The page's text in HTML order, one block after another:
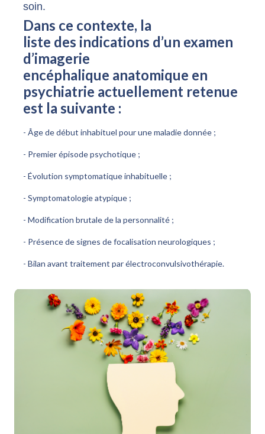
soin.
Dans ce contexte, la
liste des indications d’un examen
d’imagerie
encéphalique anatomique en
psychiatrie actuellement retenue
est la suivante :
- Âge de début inhabituel pour une maladie donnée ;
- Premier épisode psychotique ;
- Évolution symptomatique inhabituelle ;
- Symptomatologie atypique ;
- Modification brutale de la personnalité ;
- Présence de signes de focalisation neurologiques ;
- Bilan avant traitement par électroconvulsivothérapie.